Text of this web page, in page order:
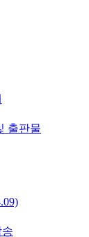
출판물